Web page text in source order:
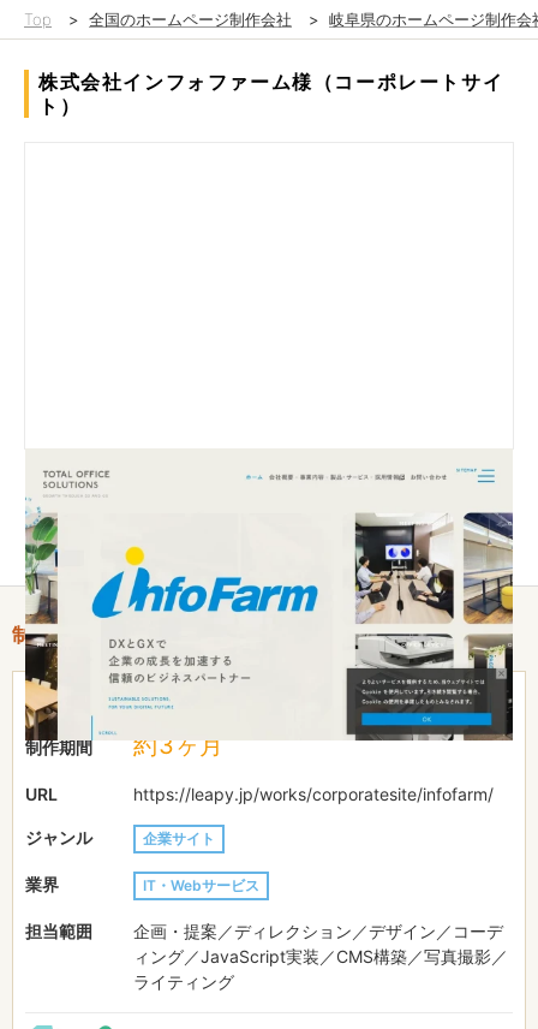
Top > 全国のホームページ制作会社 > 岐阜県のホームページ制作会
株式会社インフォファーム様（コーポレートサイ
ト）
エリア：岐阜県
カラー：ブラウン・ベージュ（茶色・薄茶色）／ブルー・青色
タイプ：シンプル／ポップ
制作情報
費用目安 -
制作期間 約3ヶ月
URL https://leapy.jp/works/corporatesite/infofarm/
ジャンル 企業サイト
業界 IT・Webサービス
担当範囲
企画・提案／ディレクション／デザイン／コーデ
ィング／JavaScript実装／CMS構築／写真撮影／
ライティング